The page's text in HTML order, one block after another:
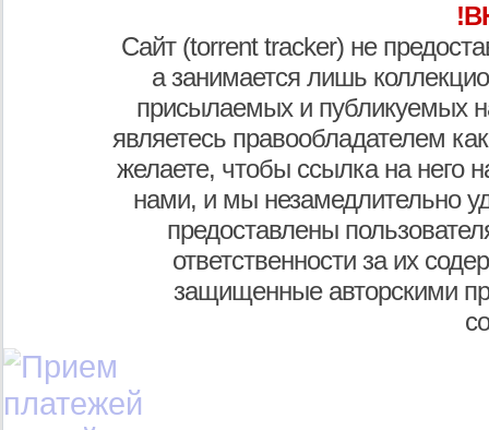
Сайт (torrent tracker) не
а занимается лишь
присылаемых и публикуемых
являетесь правообладателем
желаете, чтобы ссылка на него
нами, и мы незамедлительно
предоставлены
ответственности за их
защищенные авторскими